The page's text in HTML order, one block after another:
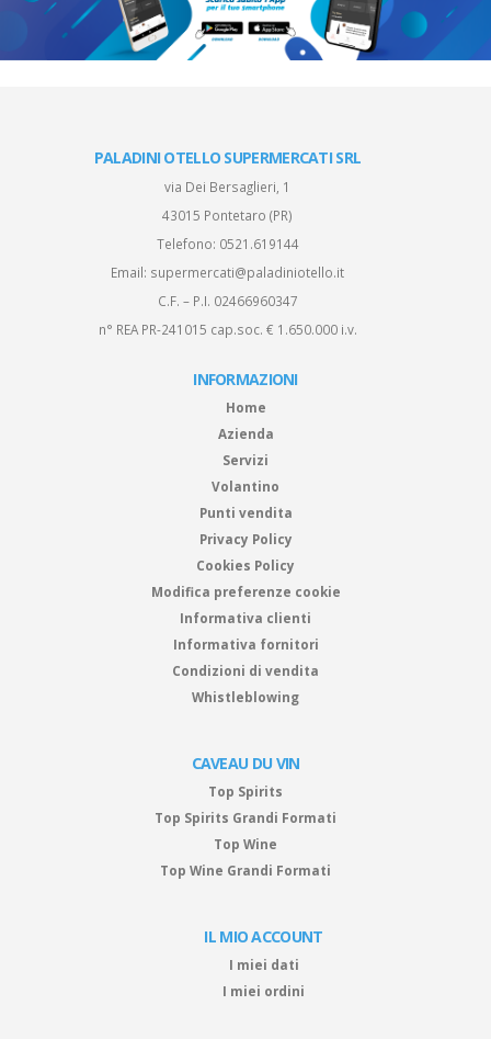
PALADINI OTELLO SUPERMERCATI SRL
via Dei Bersaglieri, 1
43015 Pontetaro (PR)
Telefono: 0521.619144
Email: supermercati@paladiniotello.it
C.F. – P.I. 02466960347
n° REA PR-241015 cap.soc. € 1.650.000 i.v.
INFORMAZIONI
Home
Azienda
Servizi
Volantino
Punti vendita
Privacy Policy
Cookies Policy
Modifica preferenze cookie
Informativa clienti
Informativa fornitori
Condizioni di vendita
Whistleblowing
CAVEAU DU VIN
Top Spirits
Top Spirits Grandi Formati
Top Wine
Top Wine Grandi Formati
IL MIO ACCOUNT
I miei dati
I miei ordini